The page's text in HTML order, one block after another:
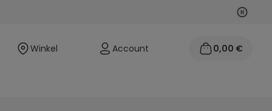
Vorige
Winkel Account 0,00 €